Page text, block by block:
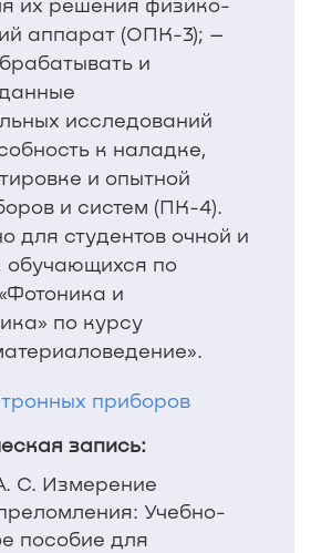
аппарат (ОПК-3); –
и
исследований
к наладке,
и опытной
и систем (ПК-4).
для студентов очной и
обучающихся по
и
по курсу
приборов
запись:
С. Измерение
Учебно-
пособие для